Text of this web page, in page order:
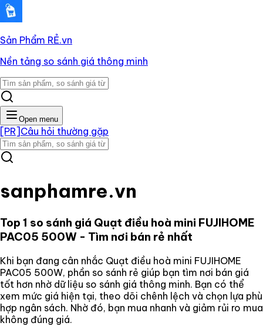
Sản Phẩm RẺ.vn
Nền tảng so sánh giá thông minh
Open menu
[PR] Câu hỏi thường gặp
sanphamre.vn
Top 1 so sánh giá Quạt điều hoà mini FUJIHOME
PAC05 500W - Tìm nơi bán rẻ nhất
Khi bạn đang cân nhắc Quạt điều hoà mini FUJIHOME
PAC05 500W, phần so sánh rẻ giúp bạn tìm nơi bán giá
tốt hơn nhờ dữ liệu so sánh giá thông minh. Bạn có thể
xem mức giá hiện tại, theo dõi chênh lệch và chọn lựa phù
hợp ngân sách. Nhờ đó, bạn mua nhanh và giảm rủi ro mua
không đúng giá.